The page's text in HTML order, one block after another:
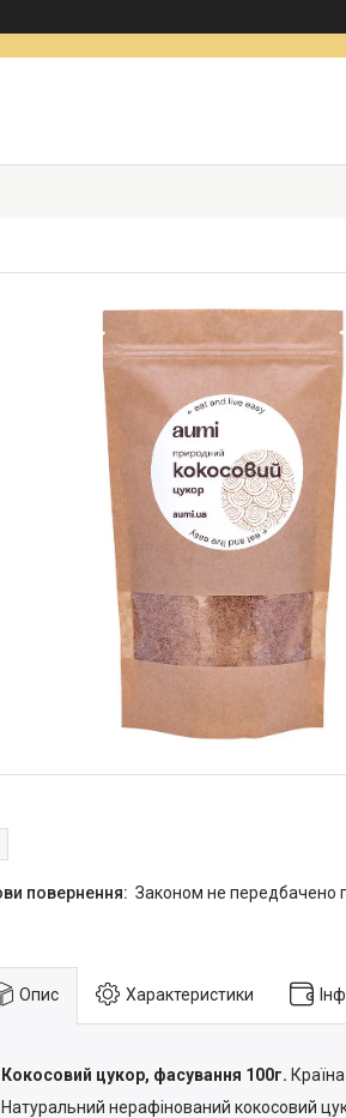
Законом не передбачено
Опис Характеристики
Кокосовий цукор, фасування 100г.
Натуральний нерафінований кокосовий